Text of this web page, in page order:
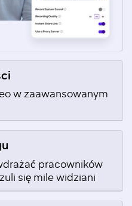
w zaawansowanym
pracowników
się mile widziani